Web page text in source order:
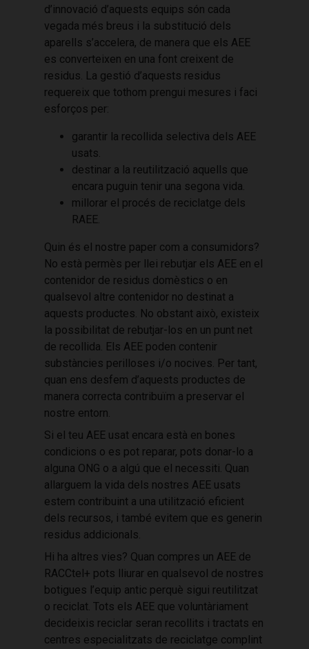
d’innovació d’aquests equips són cada
vegada més breus i la substitució dels
aparells s’accelera, de manera que els AEE
es converteixen en una font creixent de
residus. La gestió d’aquests residus
requereix que tothom prengui mesures i faci
esforços per:
garantir la recollida selectiva dels AEE
usats.
destinar a la reutilització aquells que
encara puguin tenir una segona vida.
millorar el procés de reciclatge dels
RAEE.
Quin és el nostre paper com a consumidors?
No està permès per llei rebutjar els AEE en el
contenidor de residus domèstics o en
qualsevol altre contenidor no destinat a
aquests productes. No obstant això, existeix
la possibilitat de rebutjar-los en un punt net
de recollida. Els AEE poden contenir
substàncies perilloses i/o nocives. Per tant,
quan ens desfem d’aquests productes de
manera correcta contribuïm a preservar el
nostre entorn.
Si el teu AEE usat encara està en bones
condicions o es pot reparar, pots donar-lo a
alguna ONG o a algú que el necessiti. Quan
allarguem la vida dels nostres AEE usats
estem contribuint a una utilització eficient
dels recursos, i també evitem que es generin
residus addicionals.
Hi ha altres vies? Quan compres un AEE de
RACCtel+ pots lliurar en qualsevol de nostres
botigues l’equip antic perquè sigui reutilitzat
o reciclat. Tots els AEE que voluntàriament
decideixis reciclar seran recollits i tractats en
centres especialitzats de reciclatge complint